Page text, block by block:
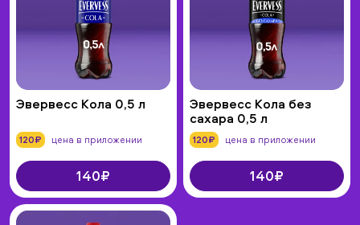
Эвервесс Кола 0,5 л
120₽ цена в приложении
140₽
Эвервесс Кола без
сахара 0,5 л
120₽ цена в приложении
140₽